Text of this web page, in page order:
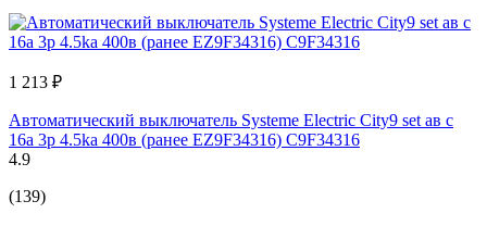
1 213 ₽
Автоматический выключатель Systeme Electric City9 set ав с
16а 3p 4.5ka 400в (ранее EZ9F34316) C9F34316
4.9
(139)